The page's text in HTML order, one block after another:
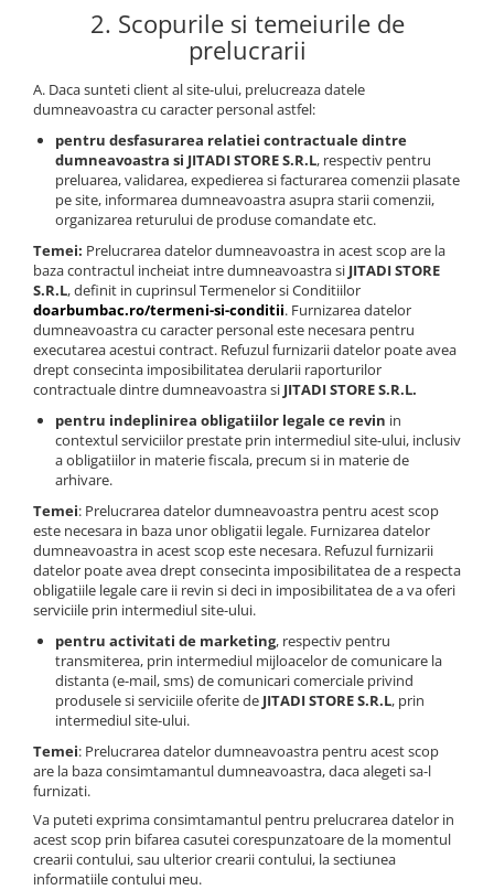
2. Scopurile si temeiurile de
prelucrarii
A. Daca sunteti client al site-ului, prelucreaza datele
dumneavoastra cu caracter personal astfel:
pentru desfasurarea relatiei contractuale dintre
dumneavoastra si JITADI STORE S.R.L, respectiv pentru
preluarea, validarea, expedierea si facturarea comenzii plasate
pe site, informarea dumneavoastra asupra starii comenzii,
organizarea returului de produse comandate etc.
Temei: Prelucrarea datelor dumneavoastra in acest scop are la
baza contractul incheiat intre dumneavoastra si JITADI STORE
S.R.L, definit in cuprinsul Termenelor si Conditiilor
doarbumbac.ro/termeni-si-conditii. Furnizarea datelor
dumneavoastra cu caracter personal este necesara pentru
executarea acestui contract. Refuzul furnizarii datelor poate avea
drept consecinta imposibilitatea derularii raporturilor
contractuale dintre dumneavoastra si JITADI STORE S.R.L.
pentru indeplinirea obligatiilor legale ce revin in
contextul serviciilor prestate prin intermediul site-ului, inclusiv
a obligatiilor in materie fiscala, precum si in materie de
arhivare.
Temei: Prelucrarea datelor dumneavoastra pentru acest scop
este necesara in baza unor obligatii legale. Furnizarea datelor
dumneavoastra in acest scop este necesara. Refuzul furnizarii
datelor poate avea drept consecinta imposibilitatea de a respecta
obligatiile legale care ii revin si deci in imposibilitatea de a va oferi
serviciile prin intermediul site-ului.
pentru activitati de marketing, respectiv pentru
transmiterea, prin intermediul mijloacelor de comunicare la
distanta (e-mail, sms) de comunicari comerciale privind
produsele si serviciile oferite de JITADI STORE S.R.L, prin
intermediul site-ului.
Temei: Prelucrarea datelor dumneavoastra pentru acest scop
are la baza consimtamantul dumneavoastra, daca alegeti sa-l
furnizati.
Va puteti exprima consimtamantul pentru prelucrarea datelor in
acest scop prin bifarea casutei corespunzatoare de la momentul
crearii contului, sau ulterior crearii contului, la sectiunea
informatiile contului meu.